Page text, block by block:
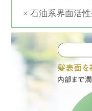
× 石油系界面活性